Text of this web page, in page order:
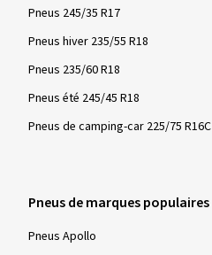
Pneus 245/35 R17
Pneus hiver 235/55 R18
Pneus 235/60 R18
Pneus été 245/45 R18
Pneus de camping-car 225/75 R16C
Pneus de marques populaires
Pneus Apollo